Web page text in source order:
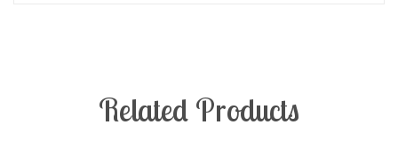
normal function of the skin, offering softness, flexibility
Related Products